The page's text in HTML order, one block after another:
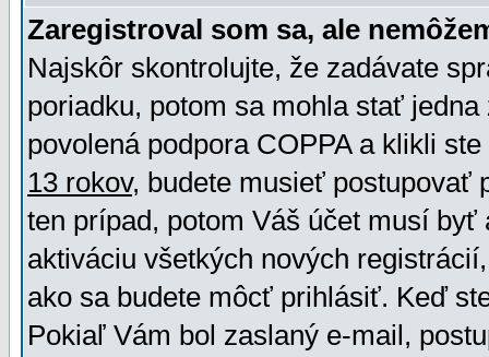
Zaregistroval som sa, ale
Najskôr skontrolujte, že zadávate
poriadku, potom sa mohla stať
povolená podpora COPPA a klikli
13 rokov, budete musieť postupovať
ten prípad, potom Váš účet musí
aktiváciu všetkých nových
ako sa budete môcť prihlásiť. Keď
Pokiaľ Vám bol zaslaný e-mail,